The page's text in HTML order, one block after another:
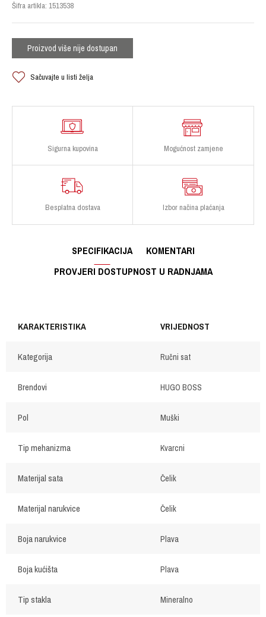
Šifra artikla: 1513538
Proizvod više nije dostupan
Sačuvajte u listi želja
Sigurna kupovina Mogućnost zamjene
Besplatna dostava Izbor načina plaćanja
SPECIFIKACIJA
KOMENTARI
PROVJERI DOSTUPNOST U RADNJAMA
KARAKTERISTIKA VRIJEDNOST
Kategorija Ručni sat
Brendovi HUGO BOSS
Pol Muški
Tip mehanizma Kvarcni
Materijal sata Čelik
Materijal narukvice Čelik
Boja narukvice Plava
Boja kućišta Plava
Tip stakla Mineralno